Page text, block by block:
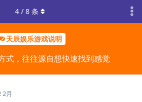
天辰娱乐游戏说明
式，往往源自想快速找到感觉
4 / 8 条
2月